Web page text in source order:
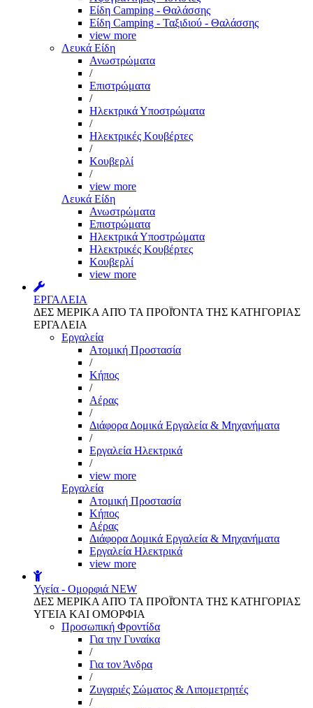
Είδη Camping - Θαλάσσης
Είδη Camping - Ταξιδιού - Θαλάσσης
view more
Λευκά Είδη
Ανωστρώματα
/
Επιστρώματα
/
Ηλεκτρικά Υποστρώματα
/
Ηλεκτρικές Κουβέρτες
/
Κουβερλί
/
view more
Λευκά Είδη
Ανωστρώματα
Επιστρώματα
Ηλεκτρικά Υποστρώματα
Ηλεκτρικές Κουβέρτες
Κουβερλί
view more
ΕΡΓΑΛΕΙΑ
ΔΕΣ ΜΕΡΙΚΑ ΑΠΌ ΤΑ ΠΡΟΪΌΝΤΑ ΤΗΣ ΚΑΤΗΓΟΡΙΑΣ
ΕΡΓΑΛΕΙΑ
Εργαλεία
Aτομική Προστασία
/
Kήπος
/
Αέρας
/
Διάφορα Δομικά Εργαλεία & Μηχανήματα
/
Εργαλεία Ηλεκτρικά
/
view more
Εργαλεία
Aτομική Προστασία
Kήπος
Αέρας
Διάφορα Δομικά Εργαλεία & Μηχανήματα
Εργαλεία Ηλεκτρικά
view more
Υγεία - Ομορφιά NEW
ΔΕΣ ΜΕΡΙΚΑ ΑΠΌ ΤΑ ΠΡΟΪΌΝΤΑ ΤΗΣ ΚΑΤΗΓΟΡΙΑΣ
ΥΓΕΙΑ ΚΑΙ ΟΜΟΡΦΙΑ
Προσωπική Φροντίδα
Για την Γυναίκα
/
Για τον Άνδρα
/
Ζυγαριές Σώματος & Λιπομετρητές
/